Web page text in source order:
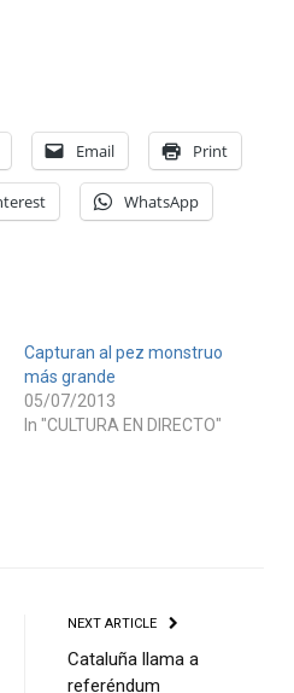
Email Print
WhatsApp
Capturan al pez monstruo
más grande
05/07/2013
In "CULTURA EN DIRECTO"
NEXT ARTICLE
Cataluña llama a
referéndum